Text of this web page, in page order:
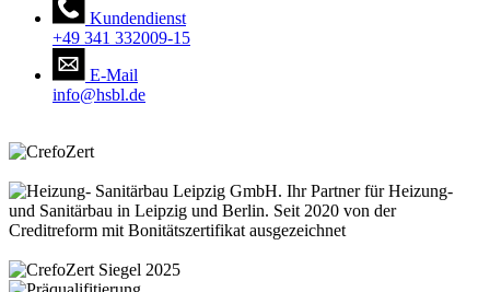
Kundendienst
+49 341 332009-15
E-Mail
info@hsbl.de